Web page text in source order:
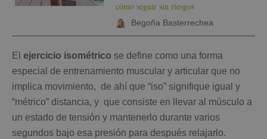
cómo seguir sin riesgos
Begoña Basterrechea
El ejercicio isométrico se define como una forma
especial de entrenamiento muscular y articular que no
implica movimiento, de ahí que “iso” signifique igual y
“métrico” distancia, y que consiste en llevar al músculo a
un estado de tensión y mantenerlo durante varios
segundos bajo esa presión para después relajarlo.